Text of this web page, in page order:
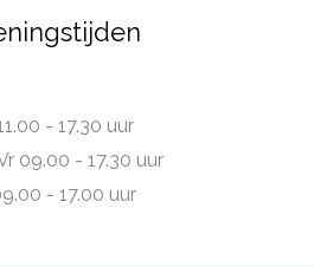
- 17.30 uur
09.00 - 17.30 uur
- 17.00 uur